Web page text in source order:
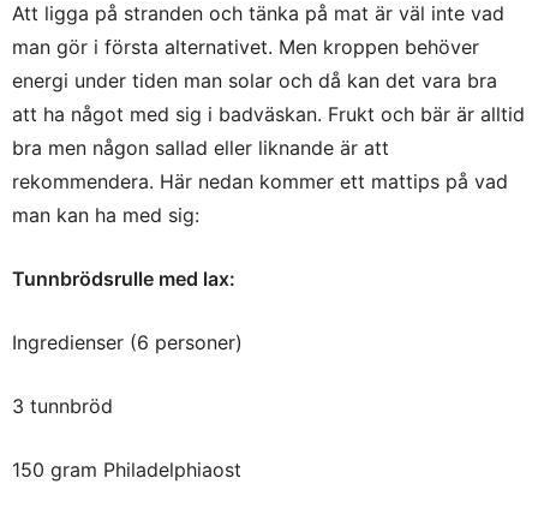
Att ligga på stranden och tänka på mat är väl inte vad
man gör i första alternativet. Men kroppen behöver
energi under tiden man solar och då kan det vara bra
att ha något med sig i badväskan. Frukt och bär är alltid
bra men någon sallad eller liknande är att
rekommendera. Här nedan kommer ett mattips på vad
man kan ha med sig:
Tunnbrödsrulle med lax:
Ingredienser (6 personer)
3 tunnbröd
150 gram Philadelphiaost